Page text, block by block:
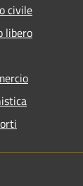
civile
libero